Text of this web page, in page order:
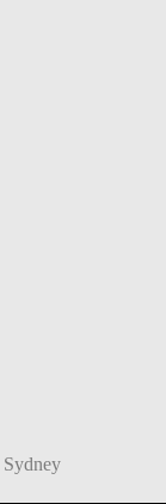
Sydney